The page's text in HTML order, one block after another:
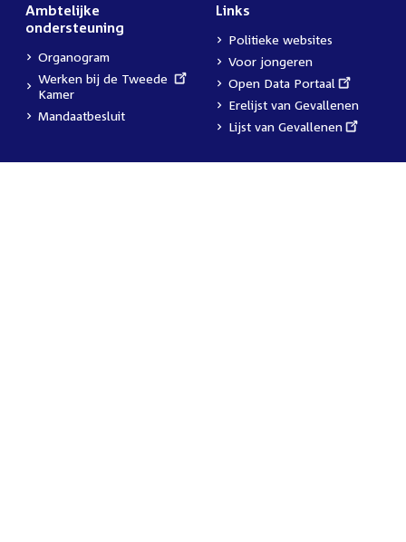
Ambtelijke
ondersteuning
Organogram
External
link:
Werken bij de Tweede
Kamer
Mandaatbesluit
Links
Politieke websites
Voor jongeren
External
link:
Open Data Portaal
Erelijst van Gevallenen
External
Lijst van Gevallenen